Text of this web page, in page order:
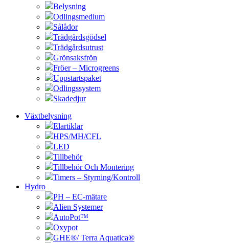
Belysning
Odlingsmedium
Sålådor
Trädgårdsgödsel
Trädgårdsutrust
Grönsaksfrön
Fröer – Microgreens
Uppstartspaket
Odlingssystem
Skadedjur
Växtbelysning
Elartiklar
HPS/MH/CFL
LED
Tillbehör
Tillbehör Och Montering
Timers – Styrning/Kontroll
Hydro
PH – EC-mätare
Alien Systemer
AutoPot™
Oxypot
GHE®/ Terra Aquatica®